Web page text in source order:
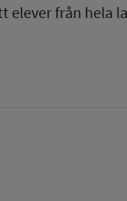
elever från hela